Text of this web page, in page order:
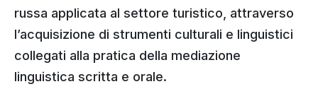
russa applicata al settore turistico, attraverso
l’acquisizione di strumenti culturali e linguistici
collegati alla pratica della mediazione
linguistica scritta e orale.